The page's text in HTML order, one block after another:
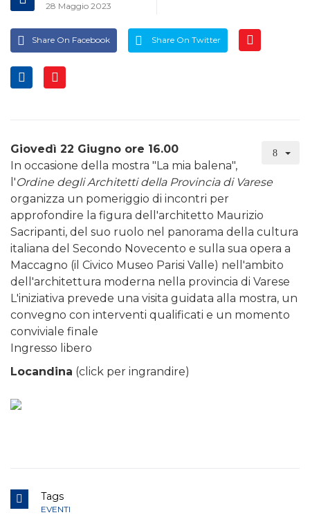
28 Maggio 2023
Share On Facebook Share On Twitter
Giovedì 22 Giugno ore 16.00
In occasione della mostra "La mia balena",
l'Ordine degli Architetti della Provincia di Varese
organizza un pomeriggio di incontri per
approfondire la figura dell'architetto Maurizio
Sacripanti, del suo ruolo nel panorama della cultura
italiana del Secondo Novecento e sulla sua opera a
Maccagno (il Civico Museo Parisi Valle) nell'ambito
dell'architettura moderna nella provincia di Varese
L'iniziativa prevede una visita guidata alla mostra, un
convegno con interventi qualificati e un momento
conviviale finale
Ingresso libero
Locandina (click per ingrandire)
Tags
EVENTI